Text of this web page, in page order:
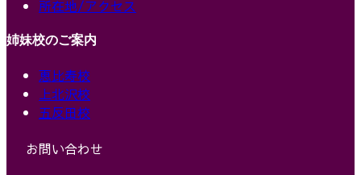
所在地/アクセス
姉妹校のご案内
恵比寿校
上北沢校
五反田校
お問い合わせ